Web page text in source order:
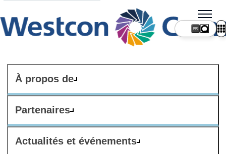
À propos de
Partenaires
Actualités et événements
FR